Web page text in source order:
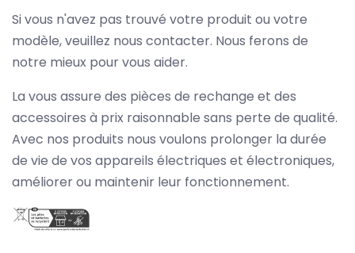
Si vous n'avez pas trouvé votre produit ou votre
modèle, veuillez nous contacter. Nous ferons de
notre mieux pour vous aider.
La vous assure des pièces de rechange et des
accessoires à prix raisonnable sans perte de qualité.
Avec nos produits nous voulons prolonger la durée
de vie de vos appareils électriques et électroniques,
améliorer ou maintenir leur fonctionnement.